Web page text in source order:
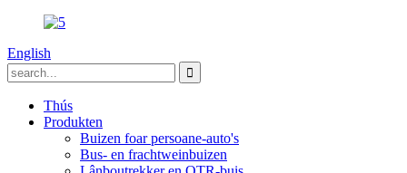
English
Thús
Produkten
Buizen foar persoane-auto's
Bus- en frachtweinbuizen